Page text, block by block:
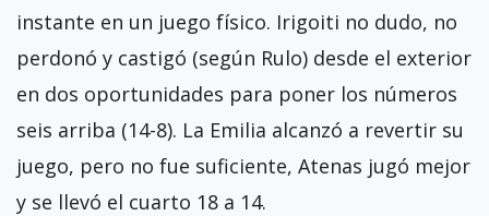
instante en un juego físico. Irigoiti no dudo, no
perdonó y castigó (según Rulo) desde el exterior
en dos oportunidades para poner los números
seis arriba (14-8). La Emilia alcanzó a revertir su
juego, pero no fue suficiente, Atenas jugó mejor
y se llevó el cuarto 18 a 14.